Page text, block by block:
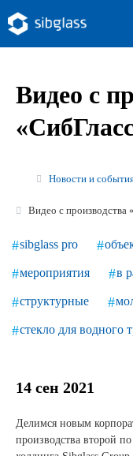
Управляющая
Sibglass Trade
Продукция
Видео с
Новости и
Видео с производства
14 сен 2021
Делимся новым
производства второй
sibglass pro
мероприятия в
структурные
стекло для водного